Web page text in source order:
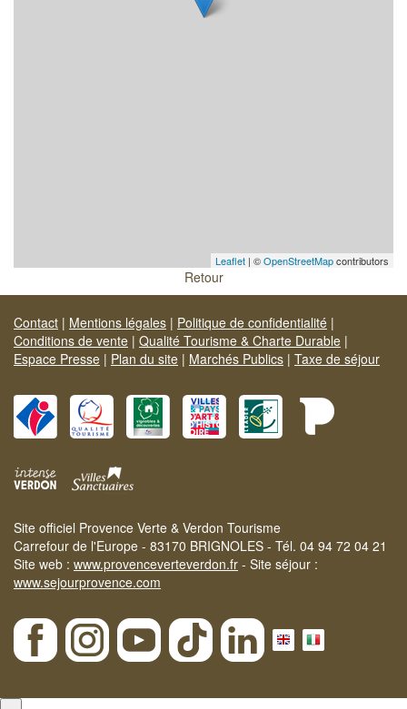
Leaflet | ©OpenStreetMapcontributors
Retour
Contact | Mentions légales | Politique de confidentialité |
Conditions de vente | Qualité Tourisme & Charte Durable |
Espace Presse | Plan du site | Marchés Publics | Taxe de séjour
Site officiel Provence Verte & Verdon Tourisme
Carrefour de l'Europe - 83170 BRIGNOLES - Tél. 04 94 72 04 21
Site web : www.provenceverteverdon.fr - Site séjour :
www.sejourprovence.com